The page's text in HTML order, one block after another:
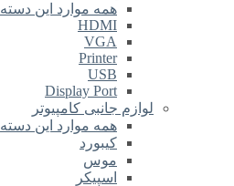
همه موارد این دسته
HDMI
VGA
Printer
USB
Display Port
لوازم جانبی کامپیوتر
همه موارد این دسته
کیبورد
موس
اسپیکر